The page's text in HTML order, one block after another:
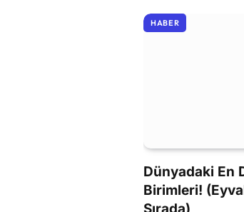
HABER
Dünyadaki En
Birimleri!
Sırada)